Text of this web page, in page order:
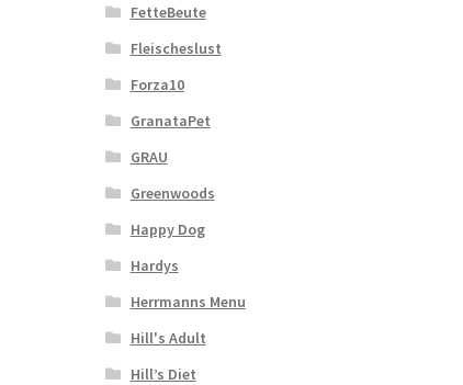
FetteBeute
Fleischeslust
Forza10
GranataPet
GRAU
Greenwoods
Happy Dog
Hardys
Herrmanns Menu
Hill's Adult
Hill’s Diet